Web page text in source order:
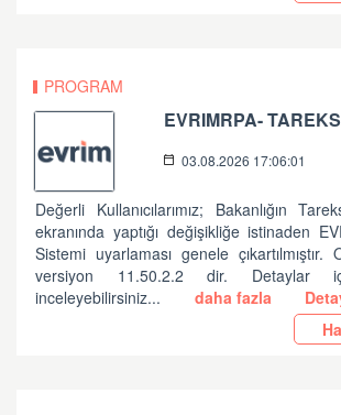
PROGRAM
03.08.2026 17:06:01
Değerli Kullanıcılarımız; Bakanlığın
ekranında yaptığı değişikliğe istinaden
Sistemi uyarlaması genele çıkartılmıştır.
versiyon 11.50.2.2 dir. Detaylar
inceleyebilirsiniz...
daha fazla